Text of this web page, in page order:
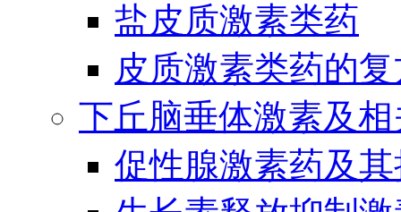
盐皮质激素类药
皮质激素类药的
下丘脑垂体激素及
促性腺激素药及